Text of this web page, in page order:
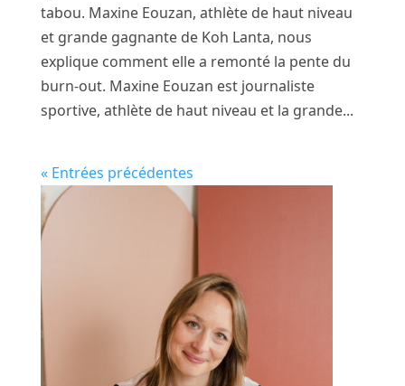
tabou. Maxine Eouzan, athlète de haut niveau
et grande gagnante de Koh Lanta, nous
explique comment elle a remonté la pente du
burn-out. Maxine Eouzan est journaliste
sportive, athlète de haut niveau et la grande...
« Entrées précédentes